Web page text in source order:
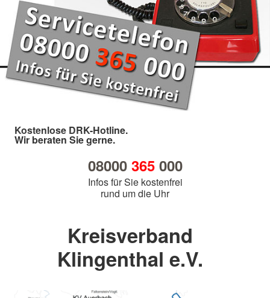
Kostenlose DRK-Hotline.
Wir beraten Sie gerne.
08000 365000
Infos für Sie kostenfrei
rund um die Uhr
Kreisverband
Klingenthal e.V.